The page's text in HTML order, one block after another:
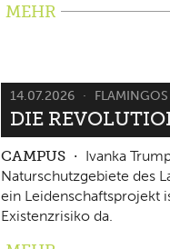
MEHR
14.07.2026
DIE
CAMPUS
Ivanka
Naturschutzgebiete des
ein Leidenschaftsprojekt
Existenzrisiko da.